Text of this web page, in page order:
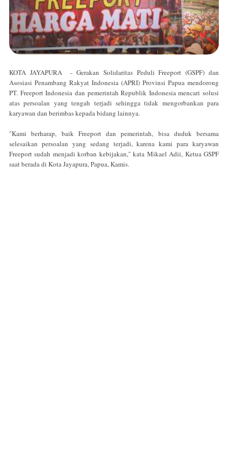
KOTA JAYAPURA - Gerakan Solidaritas Peduli Freeport (GSPF) dan
Asosiasi Penambang Rakyat Indonesia (APRI) Provinsi Papua mendorong
PT. Freeport Indonesia dan pemerintah Republik Indonesia mencari solusi
atas persoalan yang tengah terjadi sehingga tidak mengorbankan para
karyawan dan berimbas kepada bidang lainnya.
"Kami berharap, baik Freeport dan pemerintah, bisa duduk bersama
selesaikan persoalan yang sedang terjadi, karena kami para karyawan
Freeport sudah menjadi korban kebijakan," kata Mikael Adii, Ketua GSPF
saat berada di Kota Jayapura, Papua, Kamis.